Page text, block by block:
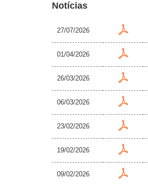
Notícias
27/07/2026
01/04/2026
26/03/2026
06/03/2026
23/02/2026
19/02/2026
09/02/2026